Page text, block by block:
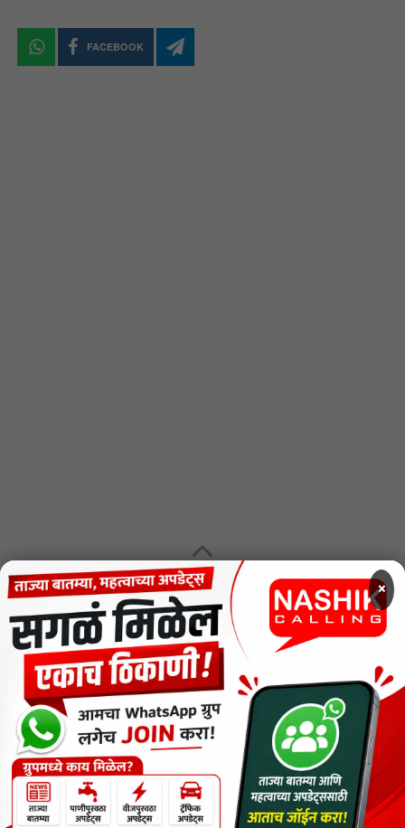
FACEBOOK
MENU
CODE OF ETHICS FOR DIGITAL NEWS WEBSITES
Contact Us
Privacy Policy
Short News
ThemeNcode PDF Viewer SC [Do not Delete]
वाचकांना विनम्र सूचना
×